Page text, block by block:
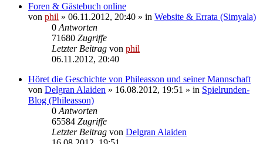
Foren & Gästebuch online
von phil » 06.11.2012, 20:40 » in Website & Errata (Simyala)
0 Antworten
71680 Zugriffe
Letzter Beitrag von phil
06.11.2012, 20:40
Höret die Geschichte von Phileasson und seiner Mannschaft
von Delgran Alaiden » 16.08.2012, 19:51 » in Spielrunden-
Blog (Phileasson)
0 Antworten
65584 Zugriffe
Letzter Beitrag von Delgran Alaiden